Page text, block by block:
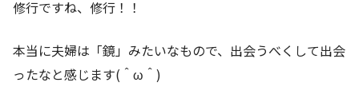
修行ですね、修行！！
本当に夫婦は「鏡」みたいなもので、出会うべくして出会
ったなと感じます(＾ω＾)